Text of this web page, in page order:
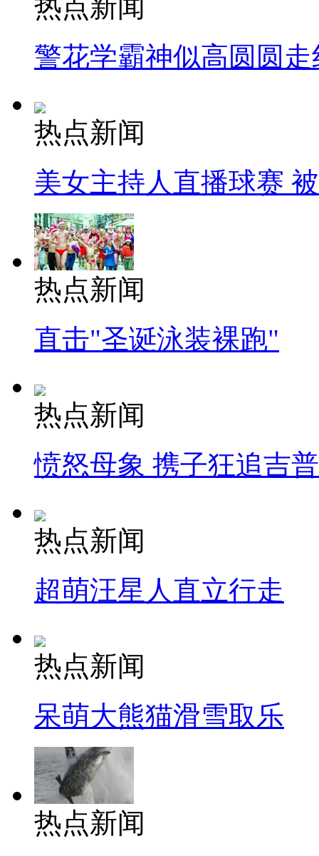
热点新闻
警花学霸神似高圆圆走
热点新闻
美女主持人直播球赛
热点新闻
直击"圣诞泳装裸跑"
热点新闻
愤怒母象 携子狂追吉
热点新闻
超萌汪星人直立行走
热点新闻
呆萌大熊猫滑雪取乐
热点新闻